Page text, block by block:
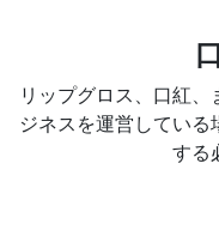
リップグロス、口紅
ジネスを運営してい
する